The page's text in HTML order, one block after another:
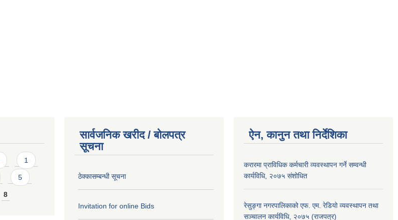
1
5
8
सार्वजनिक खरीद / बोलपत्र
सूचना
ठेक्कासम्बन्धी सूचना
Invitation for online Bids
ऐन, कानुन तथा निर्देशिका
करारमा प्राविधिक कर्मचारी व्यवस्थापन गर्ने सम्वन्धी
कार्यविधि, २०७५ संशोधित
रेसुङ्गा नगरपालिकाको एफ. एम. रेडियो व्यवस्थापन तथा
सञ्चालन कार्यविधि, २०७५ (राजपत्र)